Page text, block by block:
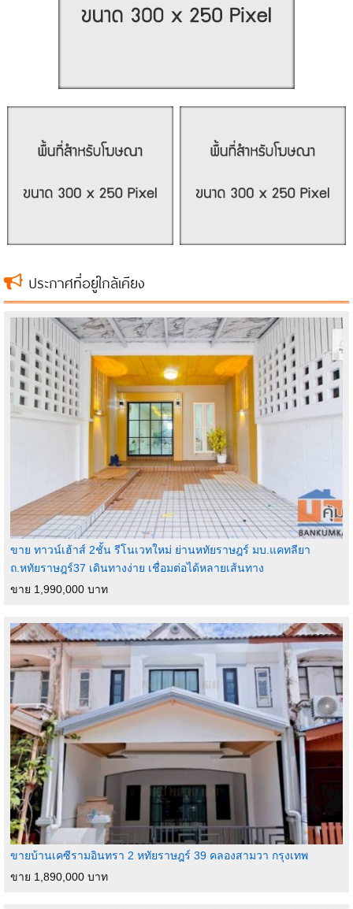
ประกาศที่อยู่ใกล้เคียง
ขาย ทาวน์เฮ้าส์ 2ชั้น รีโนเวทใหม่ ย่านหทัยราษฎร์ มบ.แคทลียา
ถ.หทัยราษฎร์37 เดินทางง่าย เชื่อมต่อได้หลายเส้นทาง
ขาย 1,990,000 บาท
ขายบ้านเคซีรามอินทรา 2 หทัยราษฎร์ 39 คลองสามวา กรุงเทพ
ขาย 1,890,000 บาท